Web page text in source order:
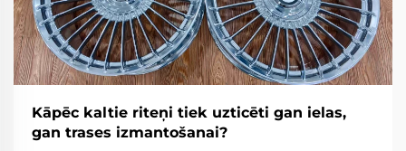
Kāpēc kaltie riteņi tiek uzticēti gan ielas,
gan trases izmantošanai?